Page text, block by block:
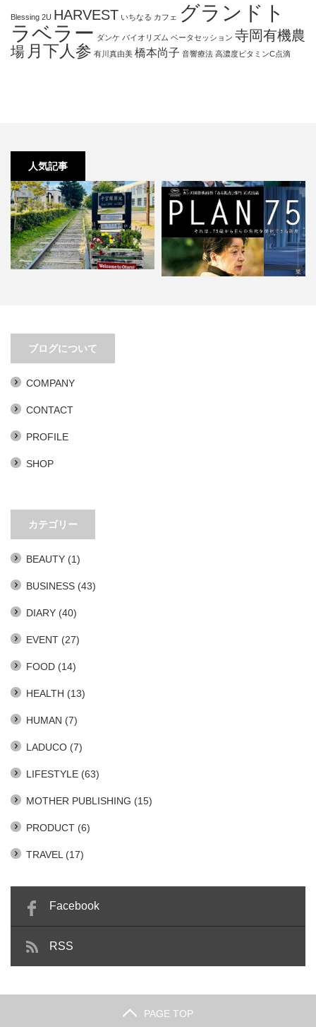
Blessing 2U HARVEST いちなる カフェ
グランドト
ラベラー ダンケ バイオリズム ベータセッション 寺岡有機農
場 月下人参 有川真由美 橋本尚子 音響療法 高濃度ビタミンC点滴
人気記事
ブログについて
COMPANY
CONTACT
PROFILE
SHOP
カテゴリー
BEAUTY (1)
BUSINESS (43)
DIARY (40)
EVENT (27)
FOOD (14)
HEALTH (13)
HUMAN (7)
LADUCO (7)
LIFESTYLE (63)
MOTHER PUBLISHING (15)
PRODUCT (6)
TRAVEL (17)
Facebook
RSS
PAGE TOP